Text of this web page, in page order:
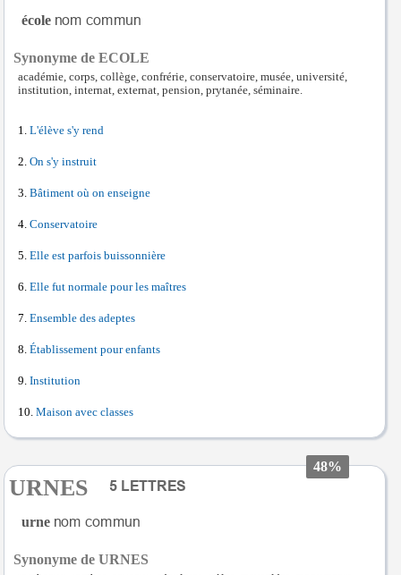
école
Synonyme de ECOLE
académie, corps, collège, confrérie, conservatoire, musée, université,
institution, internat, externat, pension, prytanée, séminaire.
L'élève s'y rend
On s'y instruit
Bâtiment où on enseigne
Conservatoire
Elle est parfois buissonnière
Elle fut normale pour les maîtres
Ensemble des adeptes
Établissement pour enfants
Institution
Maison avec classes
48%
URNES
urne
Synonyme de URNES